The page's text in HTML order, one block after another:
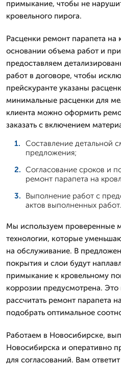
примыкание, чтобы не
кровельного пирога.
Расценки ремонт парапета
основании объема работ и
предоставляем
работ в договоре, чтобы
прейскуранте указаны
минимальные расценки для
клиента можно оформить
заказать с включением
Составление детальной
предложения;
Согласование сроков и
ремонт парапета на
Выполнение работ с
актов выполненных работ.
Мы используем проверенные
технологии, которые
на обслуживание. В
покрытия и слои будут
примыкание к кровельному
коррозии предусмотрена. Это
рассчитать ремонт парапета
подобрать оптимальное
Работаем в Новосибирске,
Новосибирска и оперативно
для согласований. Вам